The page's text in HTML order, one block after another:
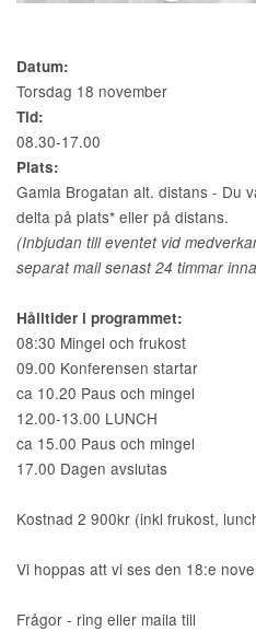
Datum:
Torsdag 18 november
Tid:
08.30-17.00
Plats:
Gamla Brogatan alt. distans - Du
delta på plats* eller på distans.
(Inbjudan till eventet vid
separat mail senast 24 timmar
Hålltider i programmet:
08:30 Mingel och frukost
09.00 Konferensen startar
ca 10.20 Paus och mingel
12.00-13.00 LUNCH
ca 15.00 Paus och mingel
17.00 Dagen avslutas
Kostnad 2 900kr (inkl frukost,
Vi hoppas att vi ses den 18:e
Frågor - ring eller maila till